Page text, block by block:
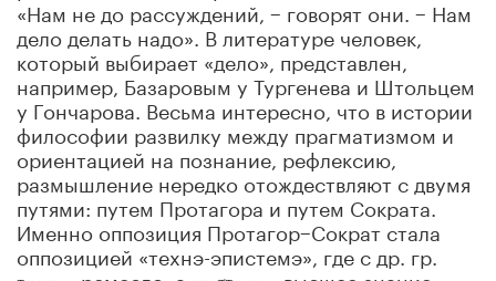
«Нам не до рассуждений, − говорят они. − Нам
дело делать надо». В литературе человек,
который выбирает «дело», представлен,
например, Базаровым у Тургенева и Штольцем
у Гончарова. Весьма интересно, что в истории
философии развилку между прагматизмом и
ориентацией на познание, рефлексию,
размышление нередко отождествляют с двумя
путями: путем Протагора и путем Сократа.
Именно оппозиция Протагор−Сократ стала
оппозицией «технэ-эпистемэ», где с др. гр.